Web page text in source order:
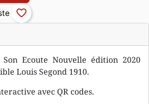
Ecoute Nouvelle édition 2020
Louis Segond 1910.
avec QR codes.
favorite_border